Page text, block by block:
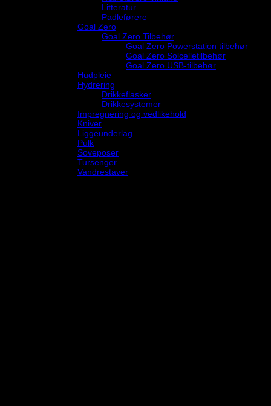
Litteratur
Padleførere
Goal Zero
Goal Zero Tilbehør
Goal Zero Powerstation tilbehør
Goal Zero Solcelletilbehør
Goal Zero USB-tilbehør
Hudpleie
Hydrering
Drikkeflasker
Drikkesystemer
Impregnering og vedlikehold
Kniver
Liggeunderlag
Pulk
Soveposer
Tursenger
Vandrestaver